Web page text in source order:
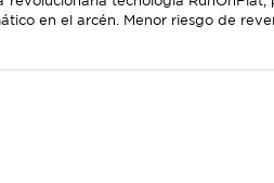
en el arcén. Menor riesgo de